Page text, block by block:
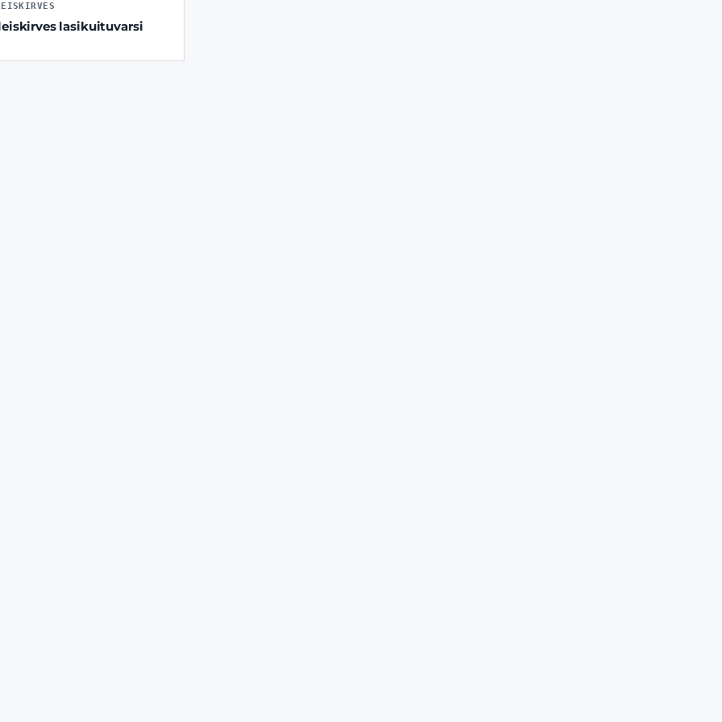
lasikuituvarsi